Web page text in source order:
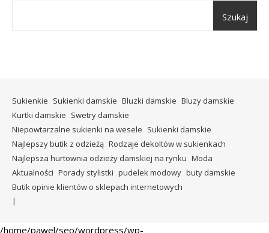
Szukaj
Sukienkie Sukienki damskie Bluzki damskie Bluzy damskie
Kurtki damskie Swetry damskie
Niepowtarzalne sukienki na wesele Sukienki damskie
Najlepszy butik z odzieżą Rodzaje dekoltów w sukienkach
Najlepsza hurtownia odzieży damskiej na rynku Moda
Aktualności Porady stylistki pudelek modowy buty damskie
Butik opinie klientów o sklepach internetowych
/home/pawel/seo/wordpress/wp-